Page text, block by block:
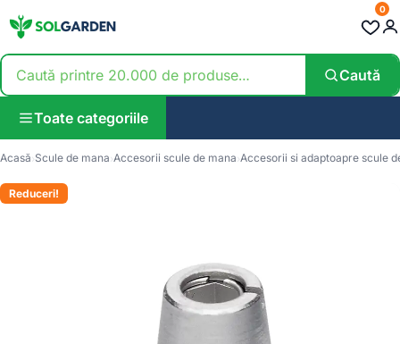
Caută
0
Toate categoriile
Acasă Scule de mana Accesorii scule de mana Accesorii si adaptoapre scule
Reduceri!